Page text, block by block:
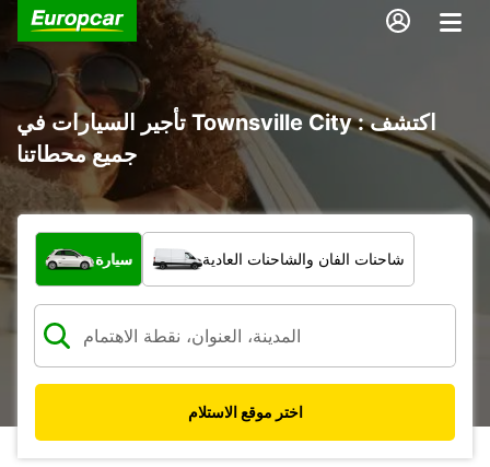
تأجير السيارات في Townsville City : اكتشف
جميع محطاتنا
ما نوع المركبة؟
سيارة شاحنات الفان والشاحنات العادية
اختر موقع الاستلام